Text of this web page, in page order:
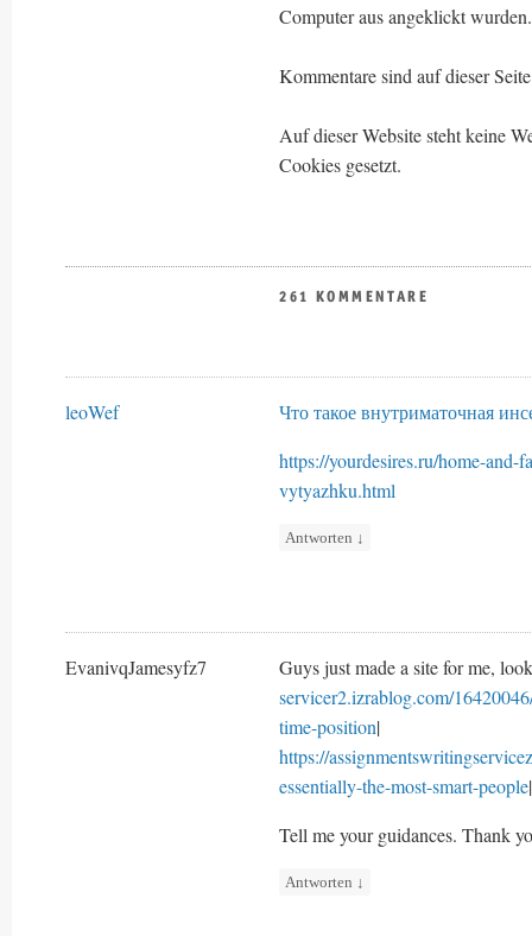
Computer aus angeklickt wurden.
Kommentare sind auf dieser
Auf dieser Website steht keine
Cookies gesetzt.
261 KOMMENTARE
leoWef
Что такое внутриматочная
https://yourdesires.ru/home-
vytyazhku.html
Antworten ↓
EvanivqJamesyfz7
Guys just made a site for me,
servicer2.izrablog.com/
time-position|
https://
essentially-the-most-smart-people|
Tell me your guidances. Thank
Antworten ↓